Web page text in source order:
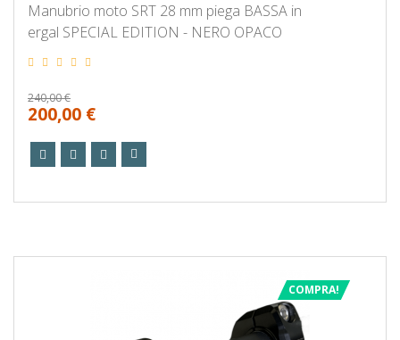
Manubrio moto SRT 28 mm piega BASSA in
ergal SPECIAL EDITION - NERO OPACO
240,00 €
200,00 €
COMPRA!